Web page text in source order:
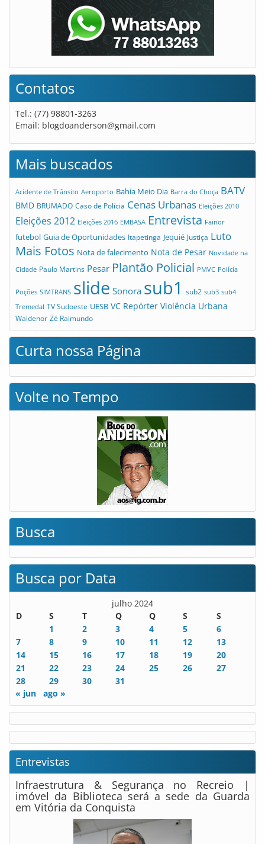
Contatos
Tel.: (77) 98801-3263
Email: blogdoanderson@gmail.com
Mais buscados
Acidente de Trânsito Aeroporto Bahia Meio Dia Barra do Choça BATV
BMD BRUMADO Caso de Polícia Cenas Urbanas Eleições 2010
Eleições 2012 Eleições 2016 EMBASA Entrevista Fainor
futebol Guia de Oportunidades Itapetinga Jequié Justiça Luto
Mais Fotos Nota de falecimento Nota de Pesar Novidade na
Cidade Paulo Martins Pesar Plantão Policial PMVC Polícia
Poções SIMTRANS slide Sonora sub1 sub2 sub3 sub4
Tremedal TV Sudoeste UESB VC Repórter Violência Urbana
Waldenor Zé Raimundo
Curta nossa Página
Volte no Tempo
Busca
Busca por Data
julho 2024
D
S T Q Q S
S
1
2 3 4 5
6
7
8 9 10 11 12
13
14
15 16 17 18 19
20
21
22 23 24 25 26
27
28
29 30
31
« jun
ago »
Entrevistas
Infraestrutura & Segurança no Recreio |
imóvel da Biblioteca será a sede da Guarda
em Vitória da Conquista